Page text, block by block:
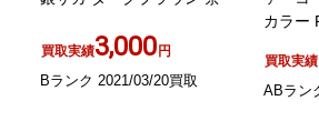
買取実績3,000円
Bランク 2021/03/20買取
カラー
買取実績
ABラン